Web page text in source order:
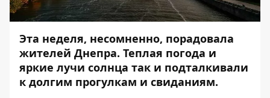
Эта неделя, несомненно, порадовала
жителей Днепра. Теплая погода и
яркие лучи солнца так и подталкивали
к долгим прогулкам и свиданиям.